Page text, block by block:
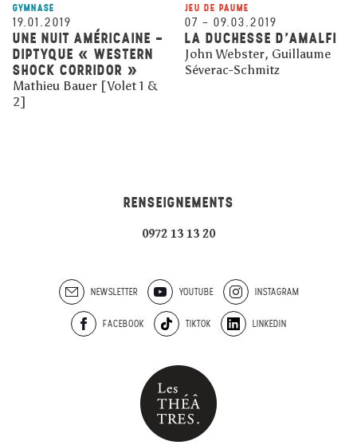
GYMNASE
19.01.2019
UNE NUIT AMÉRICAINE -
DIPTYQUE « WESTERN
SHOCK CORRIDOR »
Mathieu Bauer [Volet 1 &
2]
JEU DE PAUME
07 – 09.03.2019
LA DUCHESSE D'AMALFI
John Webster, Guillaume
Séverac-Schmitz
RENSEIGNEMENTS
0972 13 13 20
NEWSLETTER YOUTUBE INSTAGRAM
FACEBOOK TIKTOK LINKEDIN